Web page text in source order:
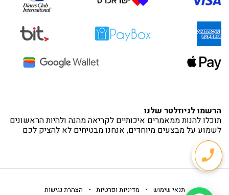
הרשמו לניוזלטר שלנו
תוכלו להנות ממאמרים איכותיים לקריאה מהנה ולהיות הראשונים
לשמוע על מבצעים מיוחדים, אנחנו מבטיחים לא להציק לכם
תנאי שימוש - מדיניות ופרטיות - הצהרת נגישות